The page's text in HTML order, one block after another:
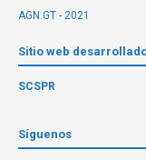
AGN.GT - 2021
Sitio web
SCSPR
Síguenos